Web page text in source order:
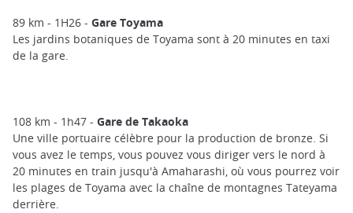
89 km - 1H26 - Gare Toyama
Les jardins botaniques de Toyama sont à 20 minutes en taxi
de la gare.
108 km - 1h47 - Gare de Takaoka
Une ville portuaire célèbre pour la production de bronze. Si
vous avez le temps, vous pouvez vous diriger vers le nord à
20 minutes en train jusqu'à Amaharashi, où vous pourrez voir
les plages de Toyama avec la chaîne de montagnes Tateyama
derrière.